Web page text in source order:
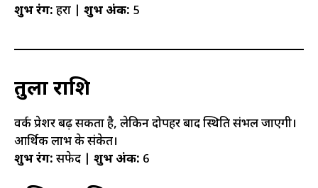
शुभ रंग: हरा | शुभ अंक: 5
तुला राशि
वर्क प्रेशर बढ़ सकता है, लेकिन दोपहर बाद स्थिति संभल जाएगी।
आर्थिक लाभ के संकेत।
शुभ रंग: सफेद | शुभ अंक: 6